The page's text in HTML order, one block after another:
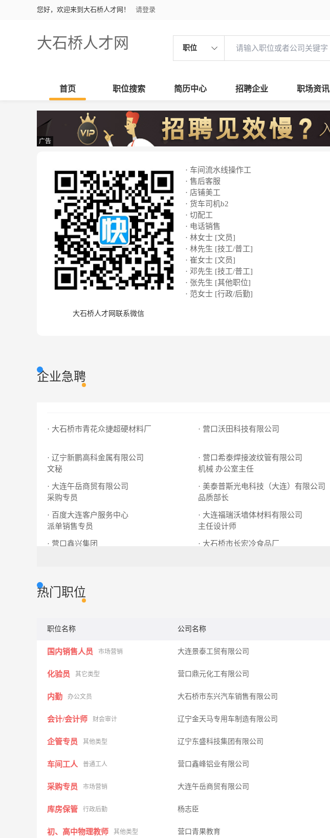
您好，欢迎来到大石桥人才网！ 请登录
大石桥人才网 职位
首页 职位搜索 简历中心 招聘企业 职场资讯
广告
大石桥人才网联系微信
· 车间流水线操作工
· 售后客服
· 店铺美工
· 货车司机b2
· 切配工
· 电话销售
· 林女士 [文员]
· 林先生 [技工/普工]
· 崔女士 [文员]
· 邓先生 [技工/普工]
· 张先生 [其他职位]
· 范女士 [行政/后勤]
企业急聘
· 大石桥市青花众捷超硬材料厂 · 营口沃田科技有限公司
· 辽宁新鹏高科金属有限公司
文秘
· 营口希泰焊接波纹管有限公司
机械 办公室主任
· 大连午岳商贸有限公司
采购专员
· 美泰普斯光电科技（大连）有限公司
品质部长
· 百度大连客户服务中心
派单销售专员
· 大连福瑞沃墙体材料有限公司
主任设计师
· 营口鑫兴集团
· 大石桥市长宏冷食品厂
热门职位
职位名称 公司名称
国内销售人员 市场营销 大连景泰工贸有限公司
化验员 其它类型 营口鼎元化工有限公司
内勤 办公文员 大石桥市东兴汽车销售有限公司
会计/会计师 财会审计 辽宁金天马专用车制造有限公司
企管专员 其他类型 辽宁东盛科技集团有限公司
车间工人 普通工人 营口鑫峰铝业有限公司
采购专员 市场营销 大连午岳商贸有限公司
库房保管 行政后勤 杨志臣
初、高中物理教师 其他类型 营口青果教育